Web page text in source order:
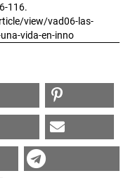
116.
view/vad06-las-
vida-en-inno